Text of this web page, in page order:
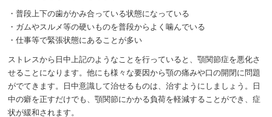
・普段上下の歯がかみ合っている状態になっている
・ガムやスルメ等の硬いものを普段からよく噛んでいる
・仕事等で緊張状態にあることが多い
ストレスから日中上記のようなことを行っていると、顎関節症を悪化さ
せることになります。他にも様々な要因から顎の痛みや口の開閉に問題
がでてきます。日中意識して治せるものは、治すようにしましょう。日
中の癖を正すだけでも、顎関節にかかる負荷を軽減することができ、症
状が緩和されます。